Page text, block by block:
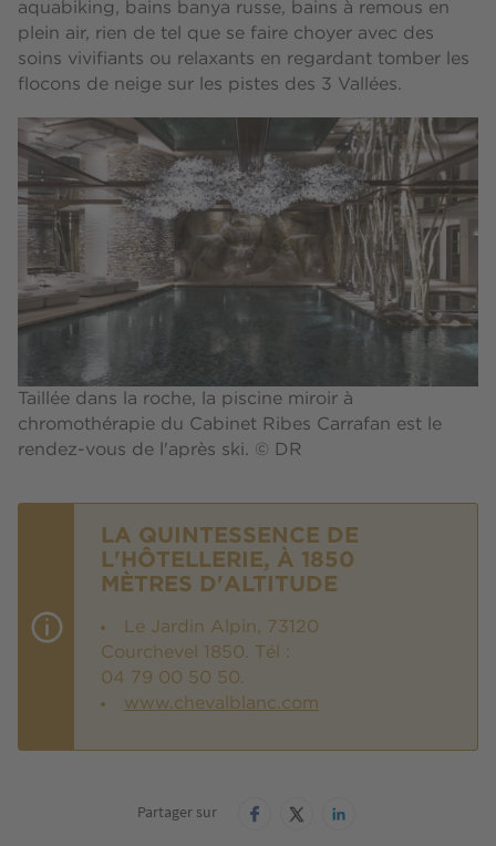
aquabiking, bains banya russe, bains à remous en
plein air, rien de tel que se faire choyer avec des
soins vivifiants ou relaxants en regardant tomber les
flocons de neige sur les pistes des 3 Vallées.
Taillée dans la roche, la piscine miroir à
chromothérapie du Cabinet Ribes Carrafan est le
rendez-vous de l'après ski. © DR
LA QUINTESSENCE DE
L'HÔTELLERIE, À 1850
MÈTRES D'ALTITUDE
Le Jardin Alpin, 73120
Courchevel 1850. Tél :
04 79 00 50 50.
www.chevalblanc.com
Partager sur